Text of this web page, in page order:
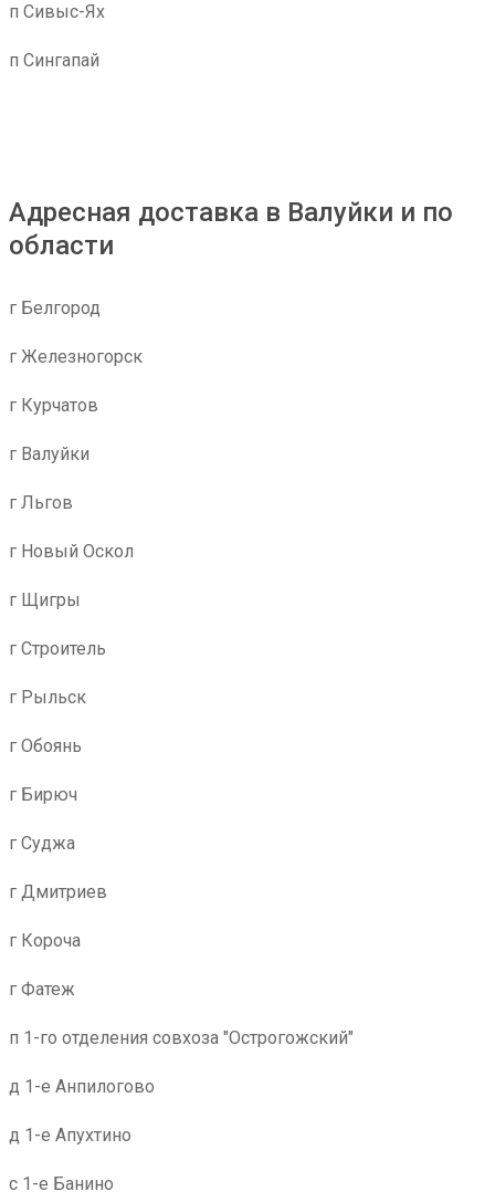
п Сивыс-Ях
п Сингапай
Адресная доставка в Валуйки и по
области
г Белгород
г Железногорск
г Курчатов
г Валуйки
г Льгов
г Новый Оскол
г Щигры
г Строитель
г Рыльск
г Обоянь
г Бирюч
г Суджа
г Дмитриев
г Короча
г Фатеж
п 1-го отделения совхоза "Острогожский"
д 1-е Анпилогово
д 1-е Апухтино
с 1-е Банино